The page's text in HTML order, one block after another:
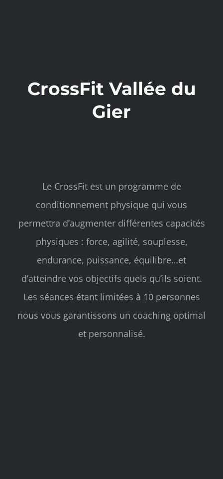
CrossFit Vallée du
Gier
Le CrossFit est un programme de
conditionnement physique qui vous
permettra d’augmenter différentes capacités
physiques : force, agilité, souplesse,
endurance, puissance, équilibre…et
d’atteindre vos objectifs quels qu’ils soient.
Les séances étant limitées à 10 personnes
nous vous garantissons un coaching optimal
et personnalisé.